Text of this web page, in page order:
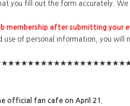
you fill out the form accurately.
membership after submitting your
of personal information, you will
official fan cafe on April 21.